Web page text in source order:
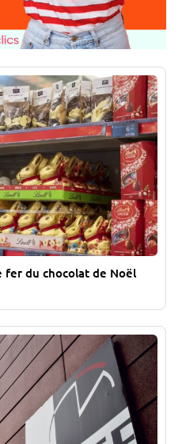
fer du chocolat de Noël